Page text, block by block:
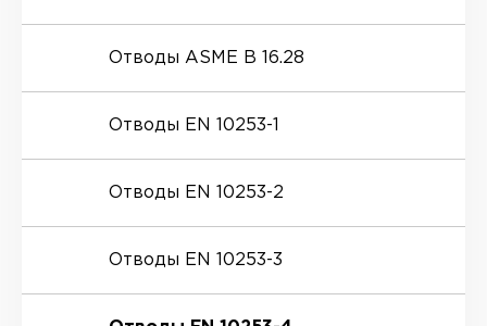
Отводы ASME B 16.28
Отводы EN 10253-1
Отводы EN 10253-2
Отводы EN 10253-3